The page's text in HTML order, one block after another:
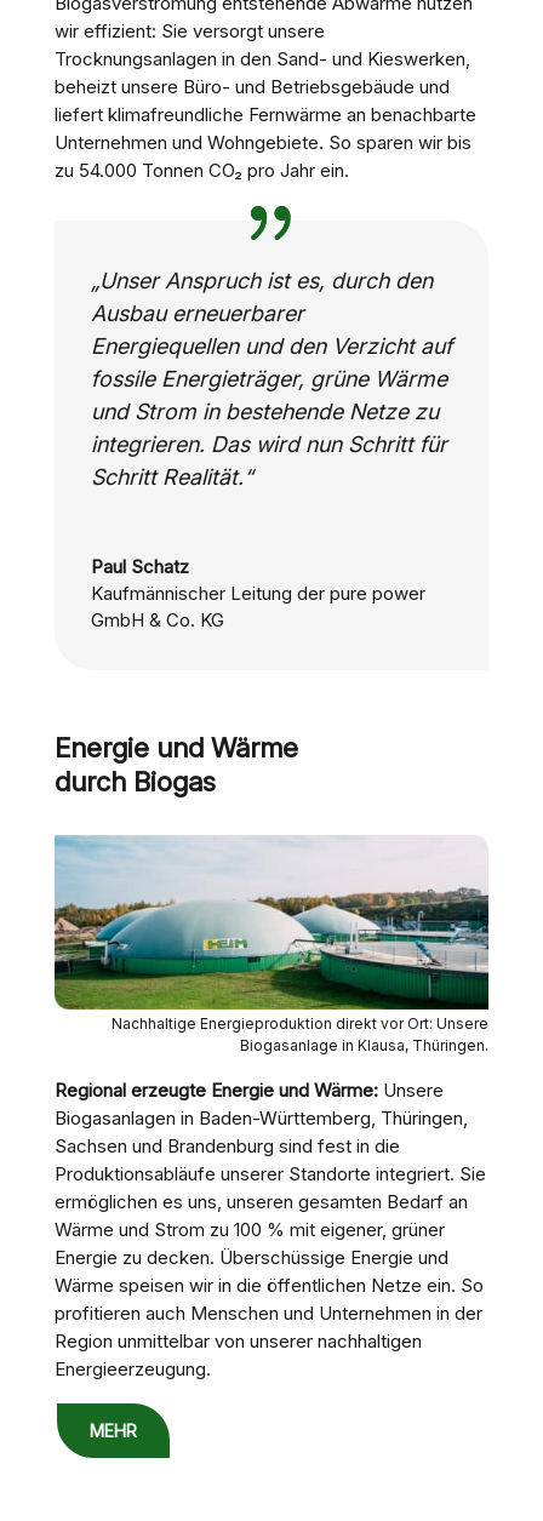
wir effizient: Sie versorgt unsere
Trocknungsanlagen in den Sand- und Kieswerken,
beheizt unsere Büro- und Betriebsgebäude und
liefert klimafreundliche Fernwärme an benachbarte
Unternehmen und Wohngebiete. So sparen wir bis
zu 54.000 Tonnen CO₂ pro Jahr ein.
„Unser Anspruch ist es, durch den
Ausbau erneuerbarer
Energiequellen und den Verzicht auf
fossile Energieträger, grüne Wärme
und Strom in bestehende Netze zu
integrieren. Das wird nun Schritt für
Schritt Realität.“
Paul Schatz
Kaufmännischer Leitung der pure power
GmbH & Co. KG
Energie und Wärme
durch Biogas
Nachhaltige Energieproduktion direkt vor Ort: Unsere
Biogasanlage in Klausa, Thüringen.
Regional erzeugte Energie und Wärme:Unsere
Biogasanlagen in Baden-Württemberg, Thüringen,
Sachsen und Brandenburg sind fest in die
Produktionsabläufe unserer Standorte integriert. Sie
ermöglichen es uns, unseren gesamten Bedarf an
Wärme und Strom zu 100 % mit eigener, grüner
Energie zu decken. Überschüssige Energie und
Wärme speisen wir in die öffentlichen Netze ein. So
profitieren auch Menschen und Unternehmen in der
Region unmittelbar von unserer nachhaltigen
Energieerzeugung.
MEHR